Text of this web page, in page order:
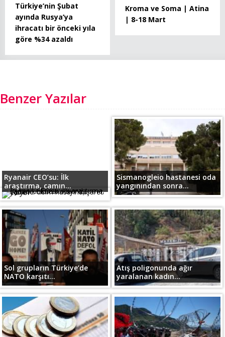
Türkiye’nin Şubat
ayında Rusya’ya
ihracatı bir önceki yıla
göre %34 azaldı
Kroma ve Soma | Atina
| 8-18 Mart
Benzer Yazılar
Ryanair CEO’su: İlk
araştırma, camın...
Sismanogleio hastanesi oda
yangınından sonra...
Sol grupların Türkiye’de
NATO karşıtı...
Atış poligonunda ağır
yaralanan kadın...